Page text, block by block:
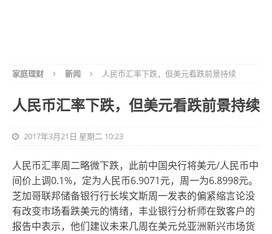
家庭理财 新闻 人民币汇率下跌，但美元看跌前景持续
人民币汇率下跌，但美元看跌前景持续
2017年3月21日 星期二 10:23
人民币汇率周二略微下跌，此前中国央行将美元/人民币中
间价上调0.1%，定为人民币6.9071元，周一为6.8998元。
芝加哥联邦储备银行行长埃文斯周一发表的偏紧缩言论没
有改变市场看跌美元的情绪，丰业银行分析师在致客户的
报告中表示，他们建议未来几周在美元兑亚洲新兴市场货